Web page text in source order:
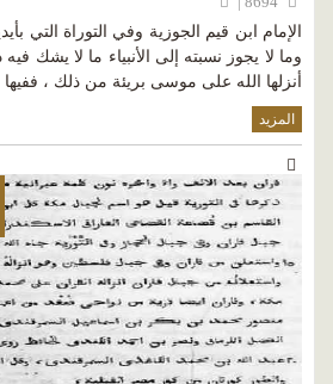
الإمام ابن قيم الجوزية وفي التوراة التي
وما لا يجوز نسبته إلى الأنبياء ما لا يشك
أنزلها الله على موسى بريئة من ذلك ،
المزيد